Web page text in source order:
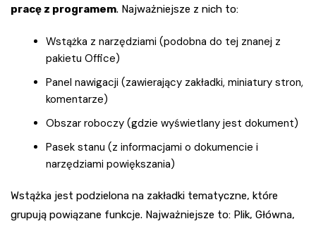
pracę z programem. Najważniejsze z nich to:
Wstążka z narzędziami (podobna do tej znanej z
pakietu Office)
Panel nawigacji (zawierający zakładki, miniatury stron,
komentarze)
Obszar roboczy (gdzie wyświetlany jest dokument)
Pasek stanu (z informacjami o dokumencie i
narzędziami powiększania)
Wstążka jest podzielona na zakładki tematyczne, które
grupują powiązane funkcje. Najważniejsze to: Plik, Główna,